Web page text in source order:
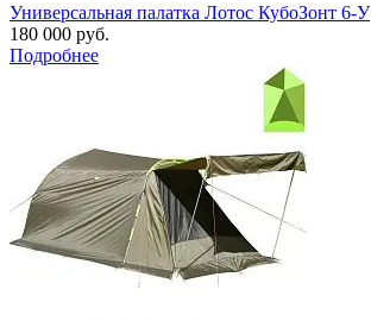
Универсальная палатка Лотос КубоЗонт 6-У
180 000 руб.
Подробнее